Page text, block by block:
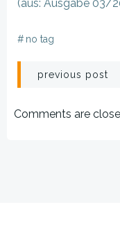
(aus: Ausgabe 03/
# no tag
previous post
Comments are